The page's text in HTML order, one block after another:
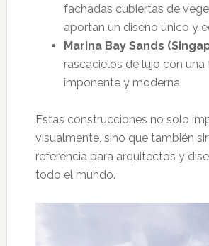
fachadas cubiertas de
aportan un diseño único y
Marina Bay Sands
rascacielos de lujo con una
imponente y moderna.
Estas construcciones no solo
visualmente, sino que también
referencia para arquitectos y
todo el mundo.